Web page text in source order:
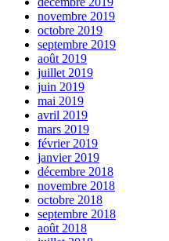
novembre 2019
octobre 2019
septembre 2019
août 2019
juillet 2019
juin 2019
mai 2019
avril 2019
mars 2019
février 2019
janvier 2019
décembre 2018
novembre 2018
octobre 2018
septembre 2018
août 2018